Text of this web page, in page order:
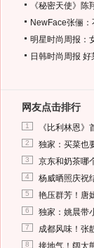
《秘密天使》
NewFace张俪：
明星时尚周报：
日韩时尚周报 好
网友点击排行
1 《比利林恩
2 独家：买菜也
3 京东和奶茶哪
4 杨威晒照庆祝
5 艳压群芳！唐
6 独家：姚晨带
7 成都风味！张
8 接地气！阔太